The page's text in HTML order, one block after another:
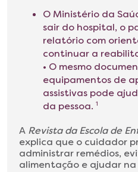
O Ministério da
sair do hospital, o
relatório com
continuar a
• O mesmo
equipamentos de
assistivas pode
da pessoa. 1
A Revista da Escola de
explica que o cuidador
administrar remédios,
alimentação e ajudar